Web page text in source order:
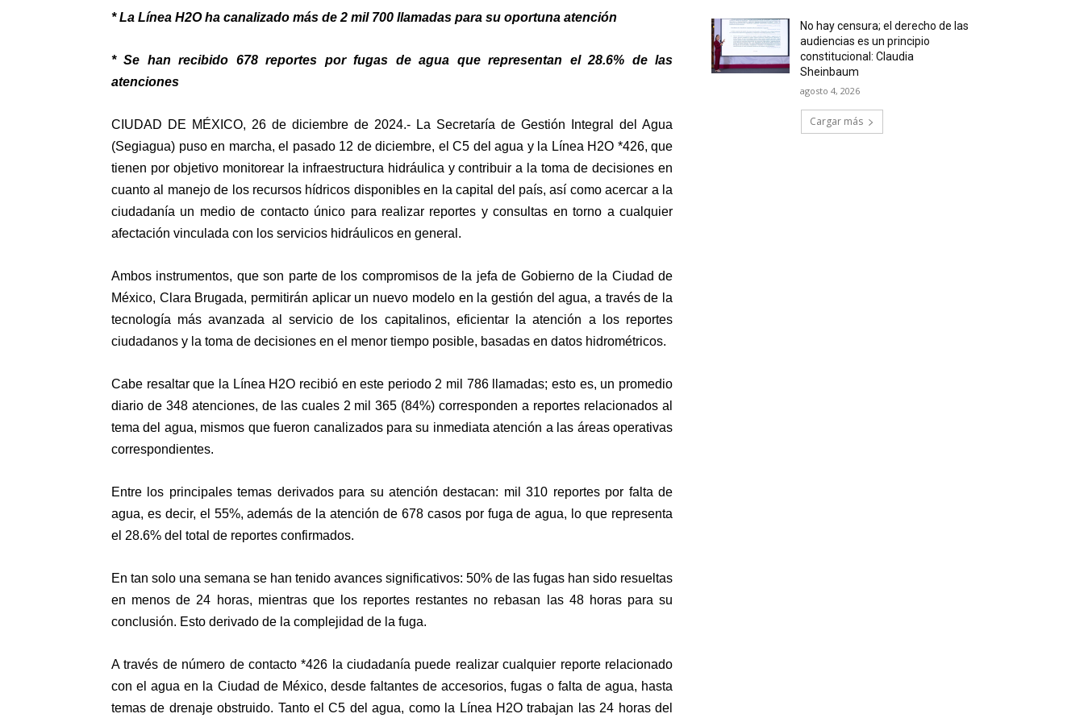
* La Línea H2O ha canalizado más de 2 mil 700 llamadas para su oportuna atención
* Se han recibido 678 reportes por fugas de agua que representan el 28.6% de las
atenciones
CIUDAD DE MÉXICO, 26 de diciembre de 2024.- La Secretaría de Gestión Integral del Agua
(Segiagua) puso en marcha, el pasado 12 de diciembre, el C5 del agua y la Línea H2O *426, que
tienen por objetivo monitorear la infraestructura hidráulica y contribuir a la toma de decisiones en
cuanto al manejo de los recursos hídricos disponibles en la capital del país, así como acercar a la
ciudadanía un medio de contacto único para realizar reportes y consultas en torno a cualquier
afectación vinculada con los servicios hidráulicos en general.
Ambos instrumentos, que son parte de los compromisos de la jefa de Gobierno de la Ciudad de
México, Clara Brugada, permitirán aplicar un nuevo modelo en la gestión del agua, a través de la
tecnología más avanzada al servicio de los capitalinos, eficientar la atención a los reportes
ciudadanos y la toma de decisiones en el menor tiempo posible, basadas en datos hidrométricos.
Cabe resaltar que la Línea H2O recibió en este periodo 2 mil 786 llamadas; esto es, un promedio
diario de 348 atenciones, de las cuales 2 mil 365 (84%) corresponden a reportes relacionados al
tema del agua, mismos que fueron canalizados para su inmediata atención a las áreas operativas
correspondientes.
Entre los principales temas derivados para su atención destacan: mil 310 reportes por falta de
agua, es decir, el 55%, además de la atención de 678 casos por fuga de agua, lo que representa
el 28.6% del total de reportes confirmados.
En tan solo una semana se han tenido avances significativos: 50% de las fugas han sido resueltas
en menos de 24 horas, mientras que los reportes restantes no rebasan las 48 horas para su
conclusión. Esto derivado de la complejidad de la fuga.
A través de número de contacto *426 la ciudadanía puede realizar cualquier reporte relacionado
con el agua en la Ciudad de México, desde faltantes de accesorios, fugas o falta de agua, hasta
temas de drenaje obstruido. Tanto el C5 del agua, como la Línea H2O trabajan las 24 horas del
No hay censura; el derecho de las
audiencias es un principio
constitucional: Claudia
Sheinbaum
agosto 4, 2026
Cargar más